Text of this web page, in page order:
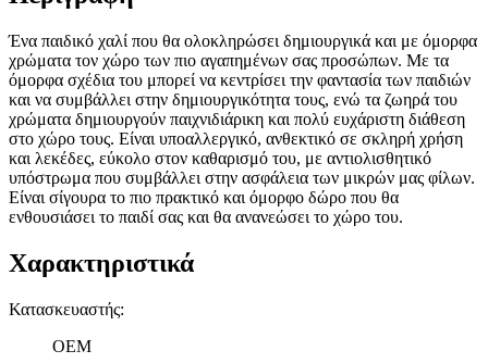
Ένα παιδικό χαλί που θα ολοκληρώσει δημιουργικά και με όμορφα
χρώματα τον χώρο των πιο αγαπημένων σας προσώπων. Με τα
όμορφα σχέδια του μπορεί να κεντρίσει την φαντασία των παιδιών
και να συμβάλλει στην δημιουργικότητα τους, ενώ τα ζωηρά του
χρώματα δημιουργούν παιχνιδιάρικη και πολύ ευχάριστη διάθεση
στο χώρο τους. Είναι υποαλλεργικό, ανθεκτικό σε σκληρή χρήση
και λεκέδες, εύκολο στον καθαρισμό του, με αντιολισθητικό
υπόστρωμα που συμβάλλει στην ασφάλεια των μικρών μας φίλων.
Είναι σίγουρα το πιο πρακτικό και όμορφο δώρο που θα
ενθουσιάσει το παιδί σας και θα ανανεώσει το χώρο του.
Χαρακτηριστικά
Κατασκευαστής:
OEM